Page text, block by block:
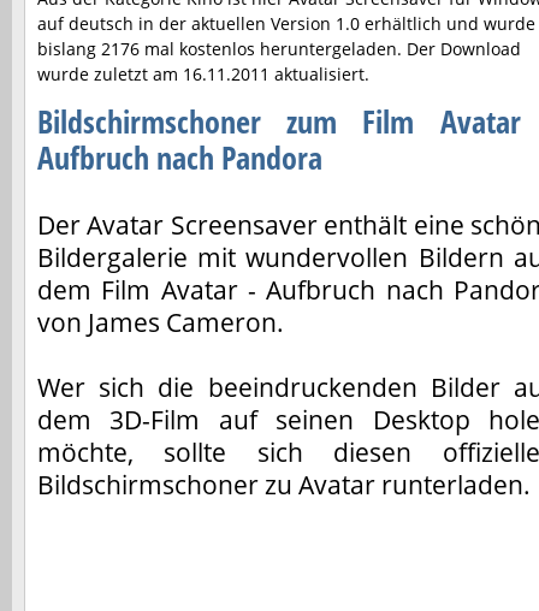
auf deutsch in der aktuellen Version 1.0 erhältlich und wurde
bislang 2176 mal kostenlos heruntergeladen. Der Download
wurde zuletzt am 16.11.2011 aktualisiert.
Bildschirmschoner zum Film
Aufbruch nach Pandora
Der Avatar Screensaver enthält eine
Bildergalerie mit wundervollen Bildern
dem Film Avatar - Aufbruch nach
von James Cameron.
Wer sich die beeindruckenden Bilder
dem 3D-Film auf seinen Desktop
möchte, sollte sich diesen
Bildschirmschoner zu Avatar runterladen.